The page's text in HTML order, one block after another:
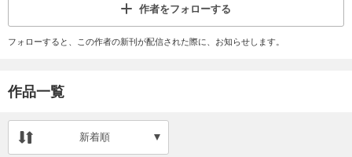
作者をフォローする
フォローすると、この作者の新刊が配信された際に、お知らせします。
作品一覧
新着順